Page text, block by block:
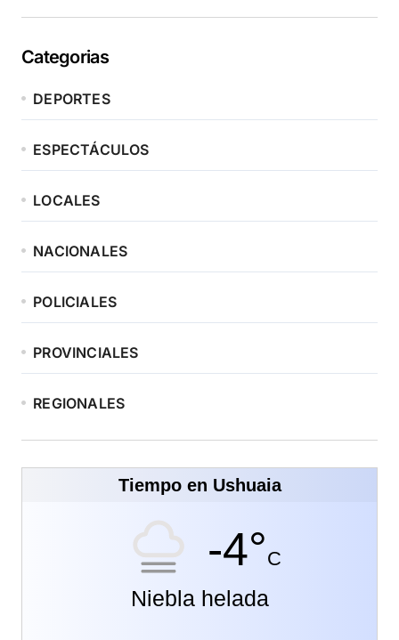
Categorias
DEPORTES
ESPECTÁCULOS
LOCALES
NACIONALES
POLICIALES
PROVINCIALES
REGIONALES
Tiempo en Ushuaia
-4°C
Niebla helada